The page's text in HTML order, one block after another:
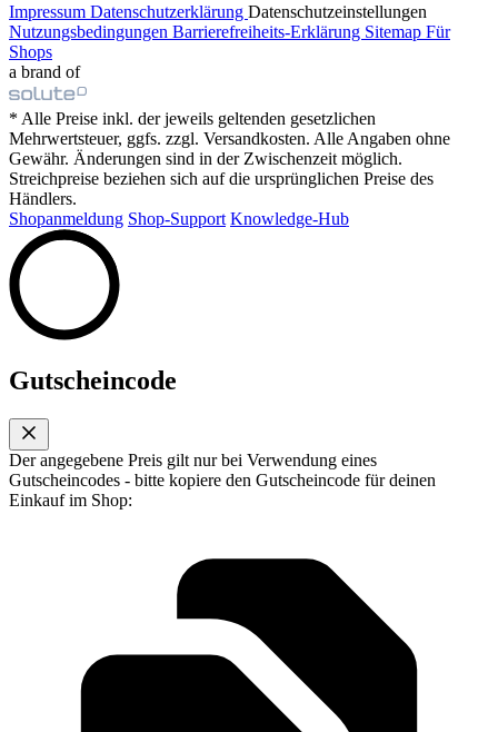
Impressum Datenschutzerklärung Datenschutzeinstellungen
Nutzungsbedingungen Barrierefreiheits-Erklärung Sitemap Für
Shops
a brand of
* Alle Preise inkl. der jeweils geltenden gesetzlichen
Mehrwertsteuer, ggfs. zzgl. Versandkosten. Alle Angaben ohne
Gewähr. Änderungen sind in der Zwischenzeit möglich.
Streichpreise beziehen sich auf die ursprünglichen Preise des
Händlers.
Shopanmeldung Shop-Support Knowledge-Hub
Gutscheincode
Der angegebene Preis gilt nur bei Verwendung eines
Gutscheincodes - bitte kopiere den Gutscheincode für deinen
Einkauf im Shop: